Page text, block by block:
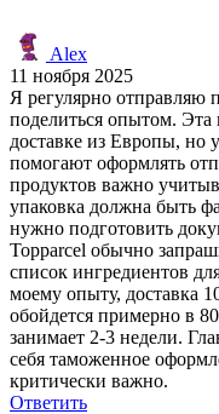
Alex
11 ноября 2025
Я регулярно отправляю
поделиться опытом. Эта
доставке из Европы, но
помогают оформлять
продуктов важно
упаковка должна быть
нужно подготовить
Topparcel обычно
список ингредиентов
моему опыту, доставка
обойдется примерно в
занимает 2-3 недели.
себя таможенное
критически важно.
Ответить